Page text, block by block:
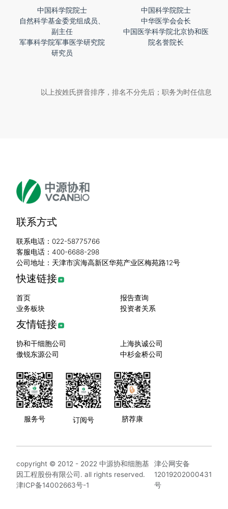
中国科学院院士
自然科学基金委党组成员、
副主任
军事科学院军事医学研究院
研究员
中国科学院院士
中华医学会会长
中国医学科学院北京协和医
院名誉院长
以上按姓氏拼音排序，排名不分先后；职务为时任信息
联系方式
联系电话：022-58775766
客服电话：400-6688-298
公司地址：天津市滨海高新区华苑产业区梅苑路12号
快速链接
首页
报告查询
业务板块
投资者关系
友情链接
协和干细胞公司
上海执诚公司
傲锐东源公司
中杉金桥公司
服务号 订阅号 脐荐康
copyright © 2012 - 2022 中源协和细胞基
因工程股份有限公司. all rights reserved.
津ICP备14002663号-1
津公网安备
12019202000431
号